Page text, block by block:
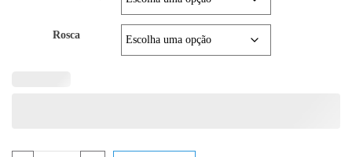
Rosca